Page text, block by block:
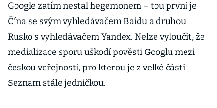
Google zatím nestal hegemonem – tou první je
Čína se svým vyhledávačem Baidu a druhou
Rusko s vyhledávačem Yandex. Nelze vyloučit, že
medializace sporu uškodí pověsti Googlu mezi
českou veřejností, pro kterou je z velké části
Seznam stále jedničkou.